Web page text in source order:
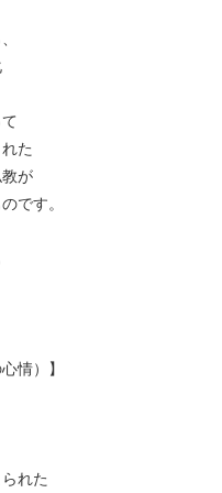
た
が
です。
情）】
れた